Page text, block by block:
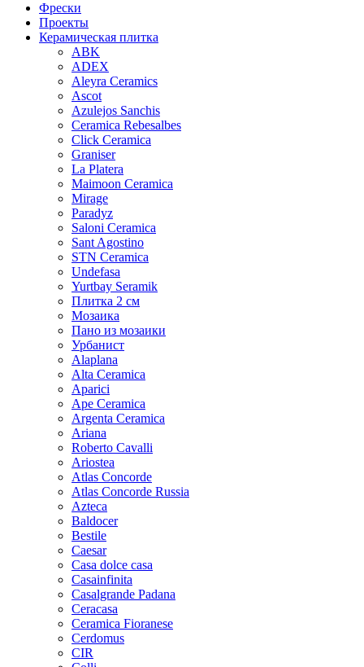
Фрески
Проекты
Керамическая плитка
ABK
ADEX
Aleyra Ceramics
Ascot
Azulejos Sanchis
Ceramica Rebesalbes
Click Ceramica
Graniser
La Platera
Maimoon Ceramica
Mirage
Paradyz
Saloni Ceramica
Sant Agostino
STN Ceramica
Undefasa
Yurtbay Seramik
Плитка 2 см
Мозаика
Пано из мозаики
Урбанист
Alaplana
Alta Ceramica
Aparici
Ape Ceramica
Argenta Ceramica
Ariana
Roberto Cavalli
Ariostea
Atlas Concorde
Atlas Concorde Russia
Azteca
Baldocer
Bestile
Caesar
Casa dolce casa
Casainfinita
Casalgrande Padana
Ceracasa
Ceramica Fioranese
Cerdomus
CIR